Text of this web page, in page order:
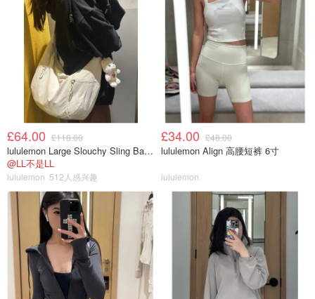
£64.00 £118.00
lululemon Large Slouchy Sling Bag 13L
@LL不是LL
lululemon 512人感兴趣
£34.00 £48.00
lululemon Align 高腰短裤 6寸
lululemon